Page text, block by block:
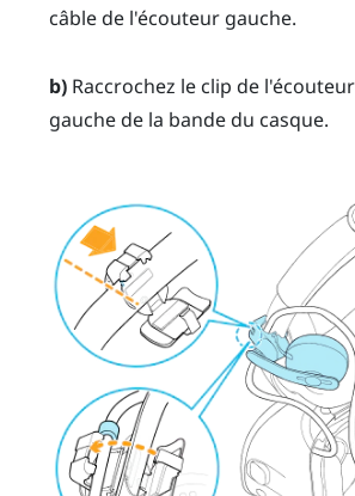
câble de l'écouteur gauche.
b)Raccrochez le clip de
gauche de la bande du casque.